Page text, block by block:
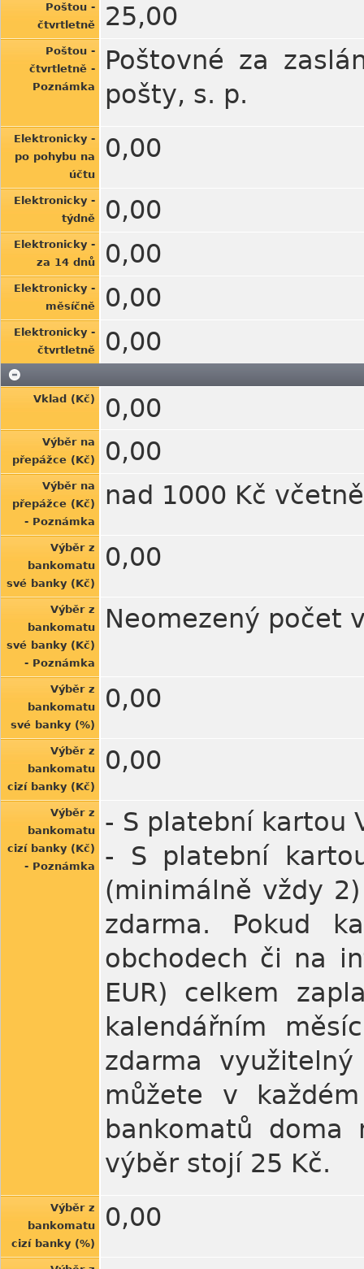
Poštou -
čtvrtletně
25,00
Poštou -
čtvrtletně -
Poznámka
Poštovné za
pošty, s. p.
Elektronicky -
po pohybu na
účtu
0,00
Elektronicky -
týdně
0,00
Elektronicky -
za 14 dnů
0,00
Elektronicky -
měsíčně
0,00
Elektronicky -
čtvrtletně
0,00
Vklad (Kč) 0,00
Výběr na
přepážce (Kč)
0,00
Výběr na
přepážce (Kč)
- Poznámka
nad 1000 Kč
Výběr z
bankomatu
své banky (Kč)
0,00
Výběr z
bankomatu
své banky (Kč)
- Poznámka
Neomezený počet
Výběr z
bankomatu
své banky (%)
0,00
Výběr z
bankomatu
cizí banky (Kč)
0,00
Výběr z
bankomatu
cizí banky (Kč)
- Poznámka
- S platební kartou
- S platební
(minimálně vždy
zdarma. Pokud
obchodech či na
EUR) celkem
kalendářním
zdarma
můžete v
bankomatů doma
výběr stojí 25 Kč.
Výběr z
bankomatu
cizí banky (%)
0,00